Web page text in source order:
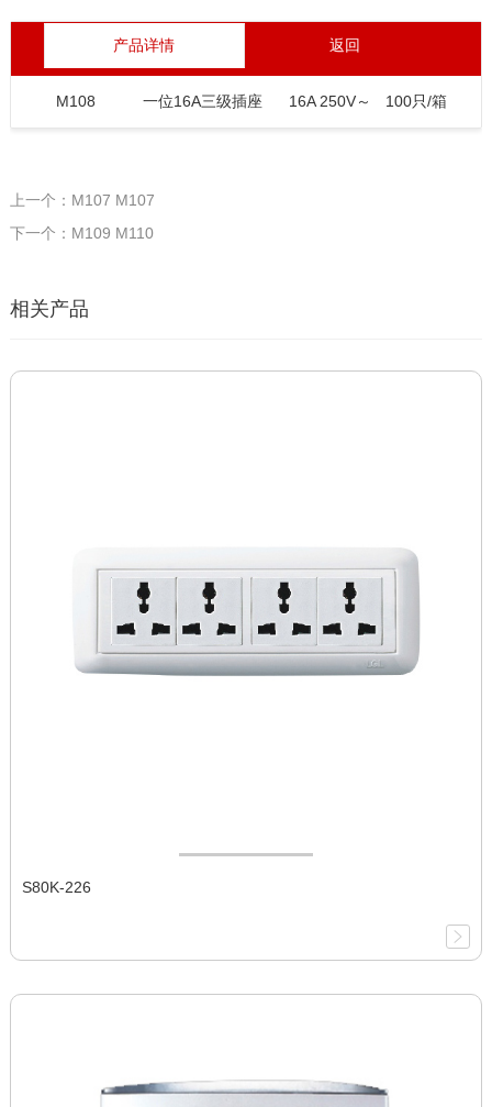
产品详情 返回
M108 一位16A三级插座 16A 250V～ 100只/箱
上一个：M107 M107
下一个：M109 M110
相关产品
S80K-226